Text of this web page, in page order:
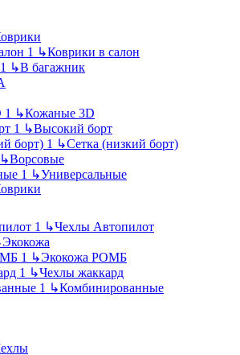
↳Коврики в салон
↳В багажник
↳Кожаные 3D
↳Высокий борт
↳Сетка (низкий борт)
↳Ворсовые
↳Универсальные
↳Чехлы Автопилот
Экокожа
↳Экокожа РОМБ
↳Чехлы жаккард
↳Комбинированные